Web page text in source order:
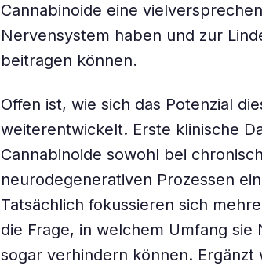
Cannabinoide eine
Nervensystem haben und zur
beitragen können.
Offen ist, wie sich das Potenzial
weiterentwickelt. Erste klinische
Cannabinoide sowohl bei
neurodegenerativen Prozessen
Tatsächlich fokussieren sich
die Frage, in welchem Umfang
sogar verhindern können. Ergänzt